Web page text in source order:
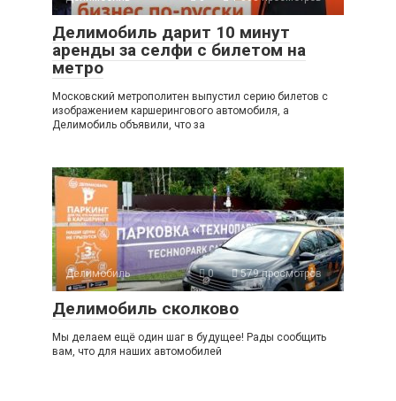
Делимобиль дарит 10 минут
аренды за селфи с билетом на
метро
Московский метрополитен выпустил серию билетов с
изображением каршерингового автомобиля, а
Делимобиль объявили, что за
Делимобиль 0 579 просмотров
Делимобиль сколково
Мы делаем ещё один шаг в будущее! Рады сообщить
вам, что для наших автомобилей